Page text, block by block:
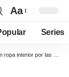
Aa
Series
las calles de Estados Unidos